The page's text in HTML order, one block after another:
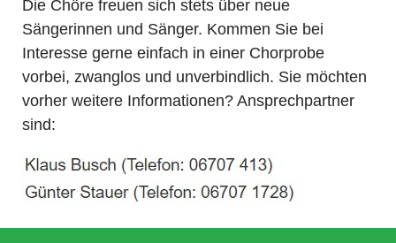
Die Chöre freuen sich stets über neue
Sängerinnen und Sänger. Kommen Sie bei
Interesse gerne einfach in einer Chorprobe
vorbei, zwanglos und unverbindlich. Sie möchten
vorher weitere Informationen? Ansprechpartner
sind: